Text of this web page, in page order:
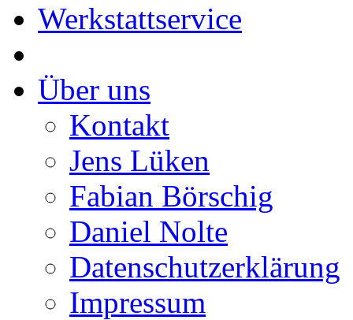
Werkstattservice
Über uns
Kontakt
Jens Lüken
Fabian Börschig
Daniel Nolte
Datenschutzerklärung
Impressum